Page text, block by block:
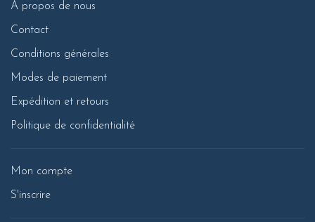
À propos de nous
Contact
Conditions générales
Modes de paiement
Expédition et retours
Politique de confidentialité
Mon compte
S'inscrire